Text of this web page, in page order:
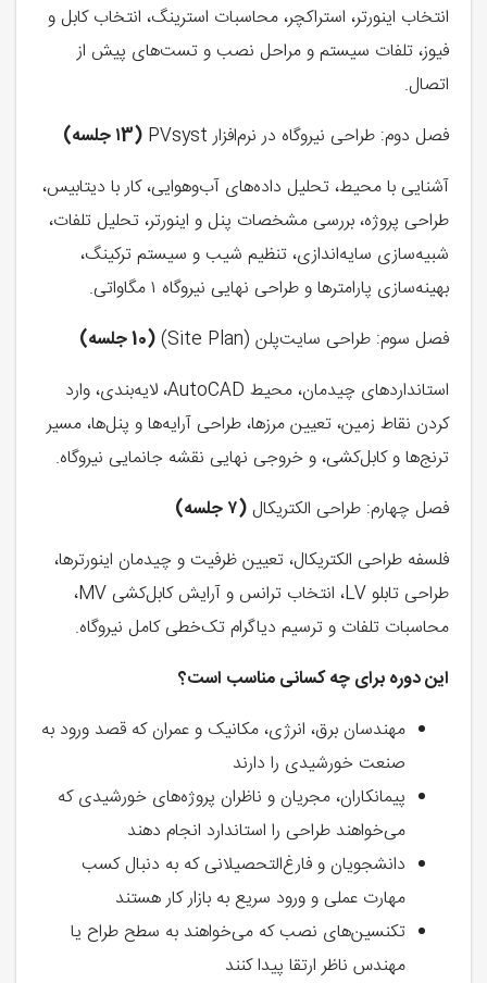
انتخاب اینورتر، استراکچر، محاسبات استرینگ، انتخاب کابل و
فیوز، تلفات سیستم و مراحل نصب و تست‌های پیش از
اتصال.
فصل دوم: طراحی نیروگاه در نرم‌افزار PVsyst
(۱3 جلسه)
آشنایی با محیط، تحلیل داده‌های آب‌وهوایی، کار با دیتابیس،
طراحی پروژه، بررسی مشخصات پنل و اینورتر، تحلیل تلفات،
شبیه‌سازی سایه‌اندازی، تنظیم شیب و سیستم ترکینگ،
بهینه‌سازی پارامترها و طراحی نهایی نیروگاه ۱ مگاواتی.
فصل سوم: طراحی سایت‌پلن (Site Plan)
(10 جلسه)
استانداردهای چیدمان، محیط AutoCAD، لایه‌بندی، وارد
کردن نقاط زمین، تعیین مرزها، طراحی آرایه‌ها و پنل‌ها، مسیر
ترنج‌ها و کابل‌کشی، و خروجی نهایی نقشه جانمایی نیروگاه.
فصل چهارم: طراحی الکتریکال (۷ جلسه)
فلسفه طراحی الکتریکال، تعیین ظرفیت و چیدمان اینورترها،
طراحی تابلو LV، انتخاب ترانس و آرایش کابل‌کشی MV،
محاسبات تلفات و ترسیم دیاگرام تک‌خطی کامل نیروگاه.
این دوره برای چه کسانی مناسب است؟
مهندسان برق، انرژی، مکانیک و عمران که قصد ورود به
صنعت خورشیدی را دارند
پیمانکاران، مجریان و ناظران پروژه‌های خورشیدی که
می‌خواهند طراحی را استاندارد انجام دهند
دانشجویان و فارغ‌التحصیلانی که به دنبال کسب
مهارت عملی و ورود سریع به بازار کار هستند
تکنسین‌های نصب که می‌خواهند به سطح طراح یا
مهندس ناظر ارتقا پیدا کنند